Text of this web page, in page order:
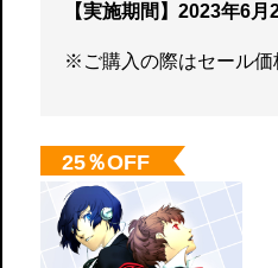
【実施期間】2023年6
※ご購入の際はセール価
25％OFF